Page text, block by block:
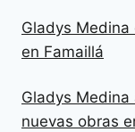
Gladys Medina
en Famaillá
Gladys Medina
nuevas obras